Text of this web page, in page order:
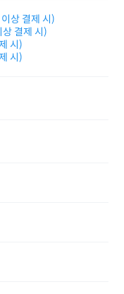
!
상 결제 시)
결제 시)
시)
시)